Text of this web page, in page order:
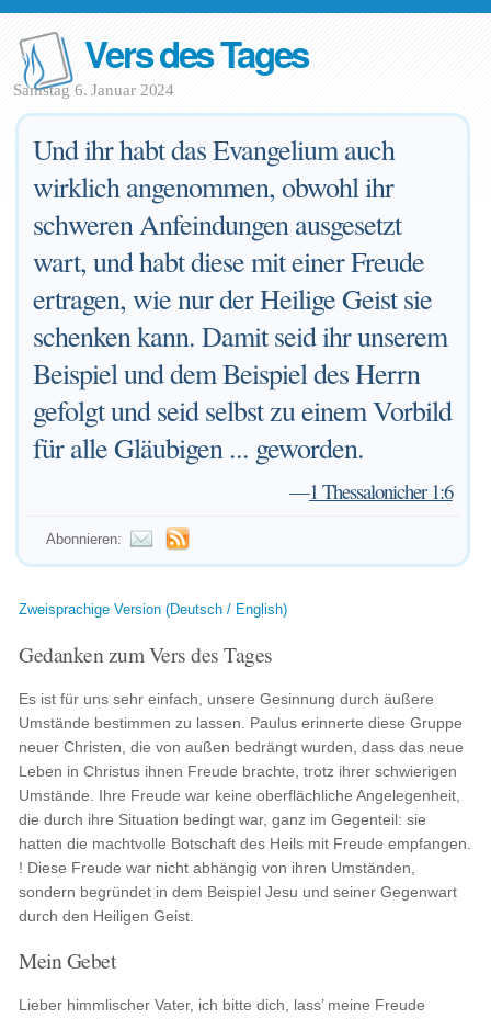
Vers des Tages
Samstag 6. Januar 2024
Und ihr habt das Evangelium auch
wirklich angenommen, obwohl ihr
schweren Anfeindungen ausgesetzt
wart, und habt diese mit einer Freude
ertragen, wie nur der Heilige Geist sie
schenken kann. Damit seid ihr unserem
Beispiel und dem Beispiel des Herrn
gefolgt und seid selbst zu einem Vorbild
für alle Gläubigen ... geworden.
—1 Thessalonicher 1:6
Abonnieren:
Zweisprachige Version (Deutsch / English)
Gedanken zum Vers des Tages
Es ist für uns sehr einfach, unsere Gesinnung durch äußere
Umstände bestimmen zu lassen. Paulus erinnerte diese Gruppe
neuer Christen, die von außen bedrängt wurden, dass das neue
Leben in Christus ihnen Freude brachte, trotz ihrer schwierigen
Umstände. Ihre Freude war keine oberflächliche Angelegenheit,
die durch ihre Situation bedingt war, ganz im Gegenteil: sie
hatten die machtvolle Botschaft des Heils mit Freude empfangen.
! Diese Freude war nicht abhängig von ihren Umständen,
sondern begründet in dem Beispiel Jesu und seiner Gegenwart
durch den Heiligen Geist.
Mein Gebet
Lieber himmlischer Vater, ich bitte dich, lass’ meine Freude